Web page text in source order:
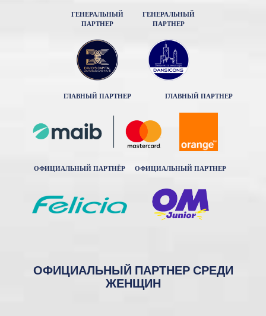
ГЕНЕРАЛЬНЫЙ
ПАРТНЕР
ГЕНЕРАЛЬНЫЙ
ПАРТНЕР
ГЛАВНЫЙ ПАРТНЕР ГЛАВНЫЙ ПАРТНЕР
ОФИЦИАЛЬНЫЙ ПАРТНЁР ОФИЦИАЛЬНЫЙ ПАРТНЕР
ОФИЦИАЛЬНЫЙ ПАРТНЕР СРЕДИ
ЖЕНЩИН